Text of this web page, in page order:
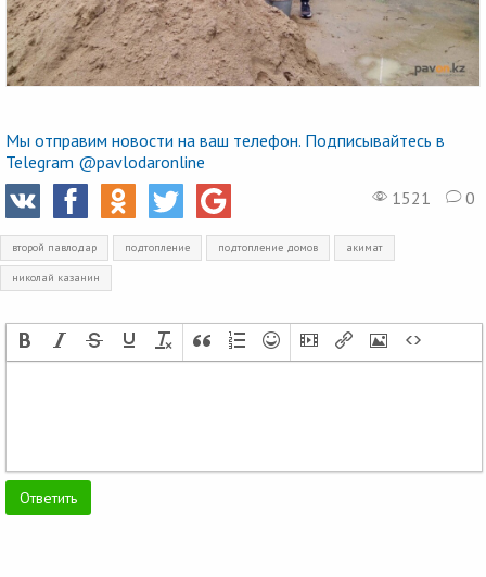
Мы отправим новости на ваш телефон. Подписывайтесь в
Telegram @pavlodaronline
1521
0
второй павлодар подтопление подтопление домов акимат
николай казанин